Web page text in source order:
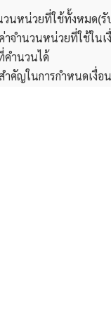
วนหน่วยที่ใช้ทั้งหมด(
าจำนวนหน่วยที่ใช้ใน
คำนวนได้
คัญในการกำหนดเงื่